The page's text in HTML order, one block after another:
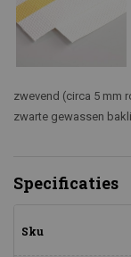
zwevend (circa 5 mm
zwarte gewassen
Specificaties
Sku